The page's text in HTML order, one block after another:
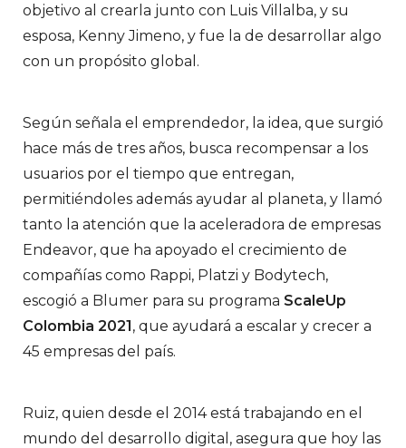
objetivo al crearla junto con Luis Villalba, y su
esposa, Kenny Jimeno, y fue la de desarrollar algo
con un propósito global.
Según señala el emprendedor, la idea, que surgió
hace más de tres años, busca recompensar a los
usuarios por el tiempo que entregan,
permitiéndoles además ayudar al planeta, y llamó
tanto la atención que la aceleradora de empresas
Endeavor, que ha apoyado el crecimiento de
compañías como Rappi, Platzi y Bodytech,
escogió a Blumer para su programa ScaleUp
Colombia 2021, que ayudará a escalar y crecer a
45 empresas del país.
Ruiz, quien desde el 2014 está trabajando en el
mundo del desarrollo digital, asegura que hoy las